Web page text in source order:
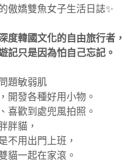
傲嬌雙魚女子生活日誌✨
度韓國文化的自由旅行者，
記只是因為怕自己忘記。
題敏弱肌
開發各種好用小物。
喜歡到處兜風拍照。
胖貓，
不用出門上班，
貓一起在家滾。